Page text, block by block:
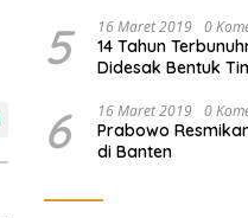
5 16 Maret 2019 0
14 Tahun
Didesak Bentuk
6 16 Maret 2019 0
Prabowo
di Banten